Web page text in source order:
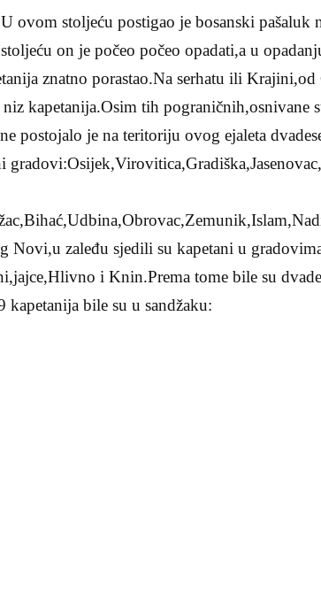
U ovom stoljeću postigao je bosanski pašaluk
stoljeću on je počeo počeo opadati,a u
znatno porastao.Na serhatu ili
kapetanija.Osim tih pograničnih,osnivane
postojalo je na teritoriju ovog ejaleta
Novi,u zaleđu sjedili su kapetani u
i Knin.Prema tome bile su
bile su u sandžaku: